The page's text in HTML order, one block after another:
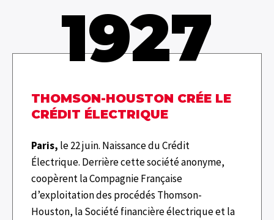
1927
THOMSON-HOUSTON CRÉE LE
CRÉDIT ÉLECTRIQUE
Paris, le 22 juin. Naissance du Crédit
Électrique. Derrière cette société anonyme,
coopèrent la Compagnie Française
d’exploitation des procédés Thomson-
Houston, la Société financière électrique et la